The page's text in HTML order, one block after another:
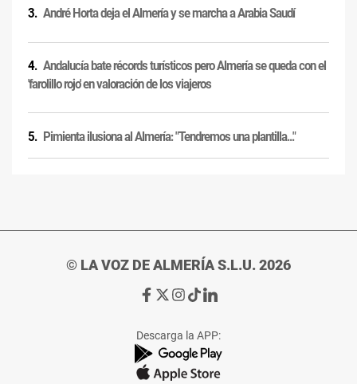
André Horta deja el Almería y se marcha a Arabia Saudí
Andalucía bate récords turísticos pero Almería se queda con el
'farolillo rojo' en valoración de los viajeros
Pimienta ilusiona al Almería: "Tendremos una plantilla..."
© LA VOZ DE ALMERÍA S.L.U. 2026
Ir
de
La
Voz
Ir
de
La
Voz
Ir
de
La
Voz
Ir
de
La
Voz
Ir
de
La
Voz
Descarga la APP: